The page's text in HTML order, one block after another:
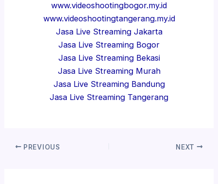
www.videoshootingbogor.my.id
www.videoshootingtangerang.my.id
Jasa Live Streaming Jakarta
Jasa Live Streaming Bogor
Jasa Live Streaming Bekasi
Jasa Live Streaming Murah
Jasa Live Streaming Bandung
Jasa Live Streaming Tangerang
PREVIOUS NEXT